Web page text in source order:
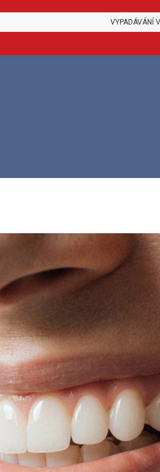
VYPADÁVÁNÍ